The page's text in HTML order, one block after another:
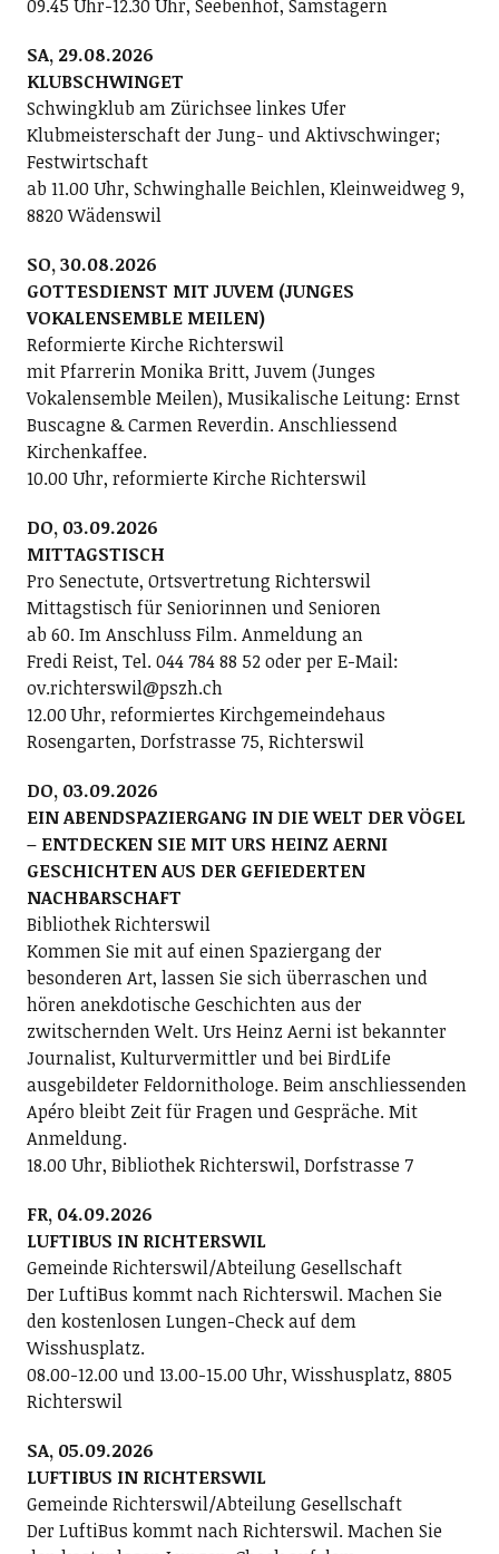
09.45 Uhr-12.30 Uhr, Seebenhof, Samstagern
SA, 29.08.2026
KLUBSCHWINGET
Schwingklub am Zürichsee linkes Ufer
Klubmeisterschaft der Jung- und Aktivschwinger;
Festwirtschaft
ab 11.00 Uhr, Schwinghalle Beichlen, Kleinweidweg 9,
8820 Wädenswil
SO, 30.08.2026
GOTTESDIENST MIT JUVEM (JUNGES
VOKALENSEMBLE MEILEN)
Reformierte Kirche Richterswil
mit Pfarrerin Monika Britt, Juvem (Junges
Vokalensemble Meilen), Musikalische Leitung: Ernst
Buscagne & Carmen Reverdin. Anschliessend
Kirchenkaffee.
10.00 Uhr, reformierte Kirche Richterswil
DO, 03.09.2026
MITTAGSTISCH
Pro Senectute, Ortsvertretung Richterswil
Mittagstisch für Seniorinnen und Senioren
ab 60. Im Anschluss Film. Anmeldung an
Fredi Reist, Tel. 044 784 88 52 oder per E-Mail:
ov.richterswil@pszh.ch
12.00 Uhr, reformiertes Kirchgemeindehaus
Rosengarten, Dorfstrasse 75, Richterswil
DO, 03.09.2026
EIN ABENDSPAZIERGANG IN DIE WELT DER VÖGEL
– ENTDECKEN SIE MIT URS HEINZ AERNI
GESCHICHTEN AUS DER GEFIEDERTEN
NACHBARSCHAFT
Bibliothek Richterswil
Kommen Sie mit auf einen Spaziergang der
besonderen Art, lassen Sie sich überraschen und
hören anekdotische Geschichten aus der
zwitschernden Welt. Urs Heinz Aerni ist bekannter
Journalist, Kulturvermittler und bei BirdLife
ausgebildeter Feldornithologe. Beim anschliessenden
Apéro bleibt Zeit für Fragen und Gespräche. Mit
Anmeldung.
18.00 Uhr, Bibliothek Richterswil, Dorfstrasse 7
FR, 04.09.2026
LUFTIBUS IN RICHTERSWIL
Gemeinde Richterswil/Abteilung Gesellschaft
Der LuftiBus kommt nach Richterswil. Machen Sie
den kostenlosen Lungen-Check auf dem
Wisshusplatz.
08.00-12.00 und 13.00-15.00 Uhr, Wisshusplatz, 8805
Richterswil
SA, 05.09.2026
LUFTIBUS IN RICHTERSWIL
Gemeinde Richterswil/Abteilung Gesellschaft
Der LuftiBus kommt nach Richterswil. Machen Sie